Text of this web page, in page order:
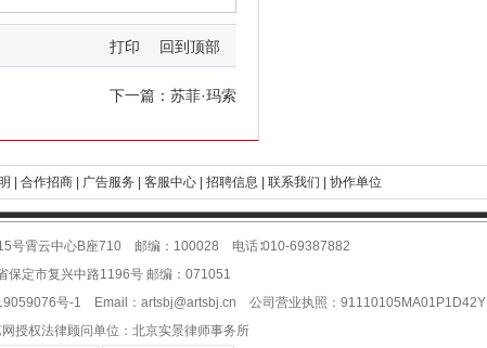
打印 回到顶部
下一篇： 苏菲·玛索
| 合作招商 | 广告服务 | 客服中心 | 招聘信息 | 联系我们 | 协作单位
号霄云中心B座710 邮编：100028 电话∶010-69387882
保定市复兴中路1196号 邮编：071051
号-1 Email： artsbj@artsbj.cn 公司营业执照：91110105MA01P1D42Y
授权法律顾问单位： 北京实景律师事务所